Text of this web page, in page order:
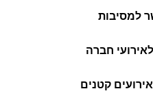
למסיבות
חברה
קטנים